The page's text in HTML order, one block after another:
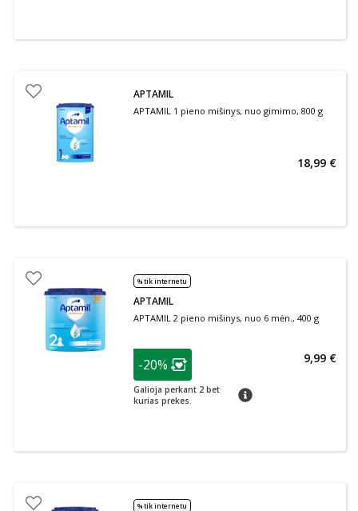
APTAMIL
APTAMIL 1 pieno mišinys, nuo gimimo, 800 g
18,99 €
% tik internetu
APTAMIL
APTAMIL 2 pieno mišinys, nuo 6 mėn., 400 g
patarimas
Lojalumo klubo narių nuolaida
-20%
Galioja perkant 2 bet
kurias prekes.
patarimas
9,99 €
% tik internetu